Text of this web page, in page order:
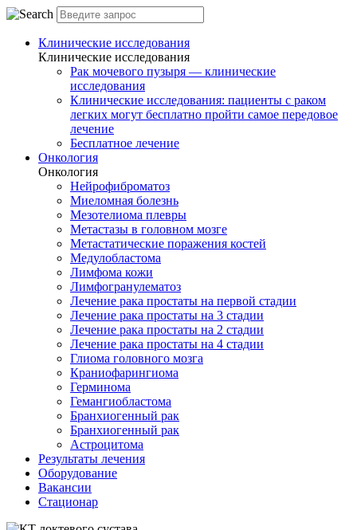
Клинические исследования
Клинические исследования
Рак мочевого пузыря — клинические
исследования
Клинические исследования: пациенты с раком
легких могут бесплатно пройти самое передовое
лечение
Бесплатное лечение
Онкология
Онкология
Нейрофиброматоз
Миеломная болезнь
Мезотелиома плевры
Метастазы в головном мозге
Метастатические поражения костей
Медулобластома
Лимфома кожи
Лимфогранулематоз
Лечение рака простаты на первой стадии
Лечение рака простаты на 3 стадии
Лечение рака простаты на 2 стадии
Лечение рака простаты на 4 стадии
Глиома головного мозга
Краниофарингиома
Герминома
Гемангиобластома
Бранхиогенный рак
Бранхиогенный рак
Астроцитома
Результаты лечения
Оборудование
Вакансии
Стационар